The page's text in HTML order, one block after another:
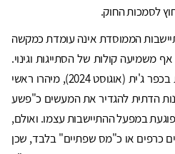
לסמכות החוק.
הממוסדת אינה עומדת כמקשה
משמיעה קולות של הסתייגות וגינוי.
כך למשל, לאחר אירועי הפרעות בכפר ג'ית (אוגוסט 2024), מיהרו ראשי
הדתית להגדיר את המעשים כ"פשע
במפעל ההתיישבות עצמו. ואולם,
כרפים או כ"מס שפתיים" בלבד, שכן